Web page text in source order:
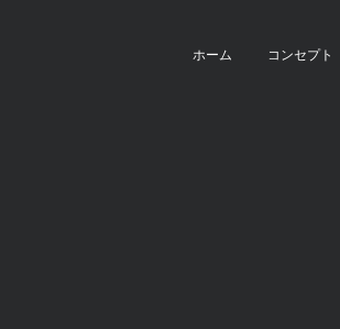
ホーム コンセプト